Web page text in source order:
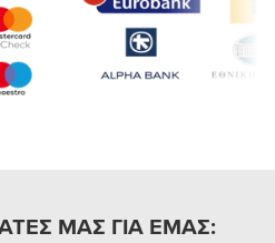
ΜΑΣ ΓΙΑ ΕΜΑΣ: